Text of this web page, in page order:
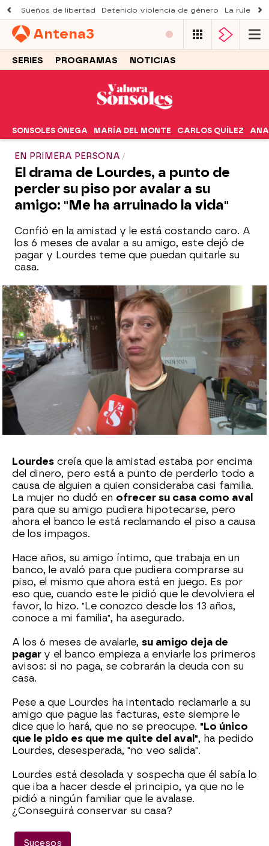
Sueños de libertad Detenido violencia de género La ruleta
Antena3
SERIES PROGRAMAS NOTICIAS
SONSOLES ÓNEGA MARÍA DEL MONTE CARLOS QUÍLEZ ANA
EN PRIMERA PERSONA
El drama de Lourdes, a punto de
perder su piso por avalar a su
amigo: "Me ha arruinado la vida"
Confió en la amistad y le está costando caro. A
los 6 meses de avalar a su amigo, este dejó de
pagar y Lourdes teme que puedan quitarle su
casa.
Sara Sanz Navarro
Publicado: 18 de septiembre de 2024, 18:45
Facebook
X Flipboard
Lourdes creía que la amistad estaba por encima
del dinero, pero está a punto de perderlo todo a
causa de alguien a quien consideraba casi familia.
La mujer no dudó en ofrecer su casa como aval
para que su amigo pudiera hipotecarse, pero
ahora el banco le está reclamando el piso a causa
de los impagos.
Hace años, su amigo íntimo, que trabaja en un
banco, le avaló para que pudiera comprarse su
piso, el mismo que ahora está en juego. Es por
eso que, cuando este le pidió que le devolviera el
favor, lo hizo. "Le conozco desde los 13 años,
conoce a mi familia", ha asegurado.
A los 6 meses de avalarle, su amigo deja de
pagar y el banco empieza a enviarle los primeros
avisos: si no paga, se cobrarán la deuda con su
casa.
Pese a que Lourdes ha intentado reclamarle a su
amigo que pague las facturas, este siempre le
dice que lo hará, que no se preocupe. "Lo único
que le pido es que me quite del aval", ha pedido
Lourdes, desesperada, "no veo salida".
Lourdes está desolada y sospecha que él sabía lo
que iba a hacer desde el principio, ya que no le
pidió a ningún familiar que le avalase.
¿Conseguirá conservar su casa?
Sucesos